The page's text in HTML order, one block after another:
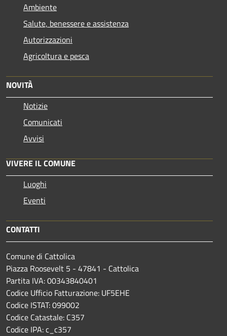
Ambiente
Salute, benessere e assistenza
Autorizzazioni
Agricoltura e pesca
NOVITÀ
Notizie
Comunicati
Avvisi
VIVERE IL COMUNE
Luoghi
Eventi
CONTATTI
Comune di Cattolica
Piazza Roosevelt 5 - 47841 - Cattolica
Partita IVA: 00343840401
Codice Ufficio Fatturazione: UF5EHE
Codice ISTAT: 099002
Codice Catastale: C357
Codice IPA: c_c357